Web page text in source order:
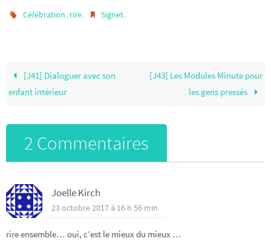
Célébration, rire. Signet.
[J41] Dialoguer avec son
enfant intérieur
[J43] Les Modules Minute pour
les gens pressés
2 Commentaires
Joelle Kirch
23 octobre 2017 à 16 h 56 min
rire ensemble… oui, c’est le mieux du mieux …